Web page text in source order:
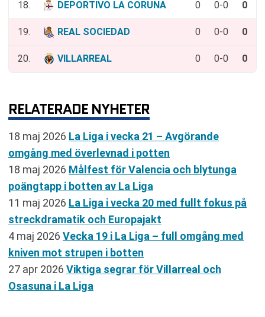
18. DEPORTIVO LA CORUNA 0 0-0 0
19. REAL SOCIEDAD 0 0-0 0
20. VILLARREAL 0 0-0 0
RELATERADE NYHETER
18 maj 2026 La Liga i vecka 21 – Avgörande
omgång med överlevnad i potten
18 maj 2026 Målfest för Valencia och blytunga
poängtapp i botten av La Liga
11 maj 2026 La Liga i vecka 20 med fullt fokus på
streckdramatik och Europajakt
4 maj 2026 Vecka 19 i La Liga – full omgång med
kniven mot strupen i botten
27 apr 2026 Viktiga segrar för Villarreal och
Osasuna i La Liga